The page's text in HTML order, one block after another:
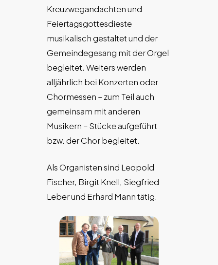
Kreuzwegandachten und
Feiertagsgottesdieste
musikalisch gestaltet und der
Gemeindegesang mit der Orgel
begleitet. Weiters werden
alljährlich bei Konzerten oder
Chormessen – zum Teil auch
gemeinsam mit anderen
Musikern – Stücke aufgeführt
bzw. der Chor begleitet.
Als Organisten sind Leopold
Fischer, Birgit Knell, Siegfried
Leber und Erhard Mann tätig.